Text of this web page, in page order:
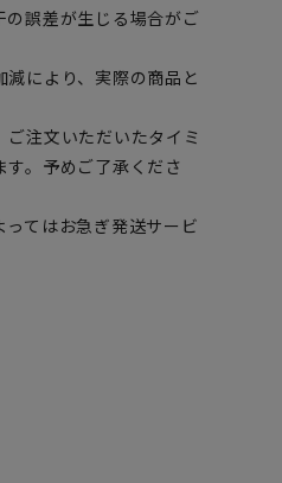
誤差が生じる場合がご
により、実際の商品と
注文いただいたタイミ
。予めご了承くださ
てはお急ぎ発送サービ